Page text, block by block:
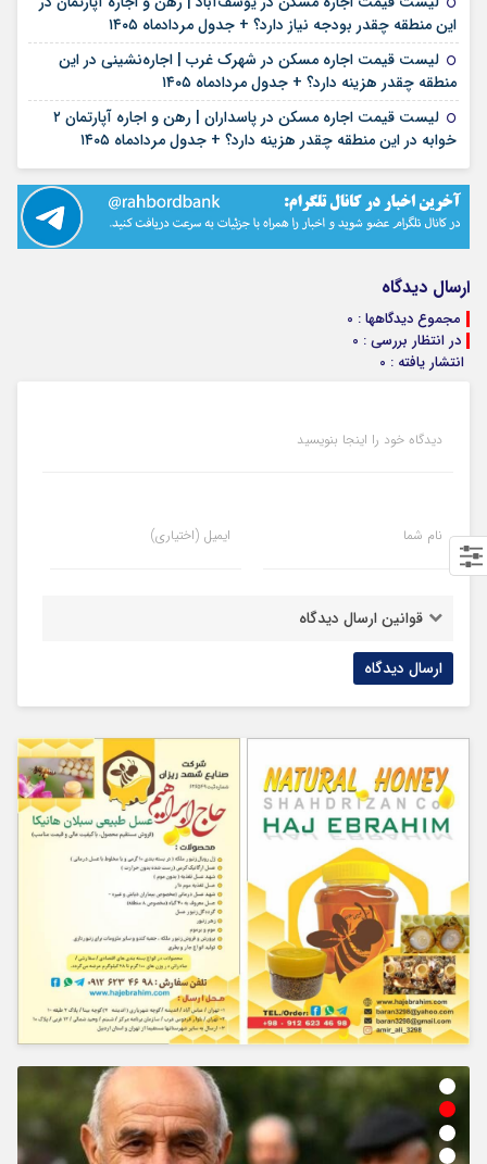
این منطقه چقدر بودجه نیاز دارد؟ + جدول مردادماه ۱۴۰۵
لیست قیمت اجاره مسکن در شهرک غرب | اجاره‌نشینی در این
منطقه چقدر هزینه دارد؟ + جدول مردادماه ۱۴۰۵
لیست قیمت اجاره مسکن در پاسداران | رهن و اجاره آپارتمان ۲
خوابه در این منطقه چقدر هزینه دارد؟ + جدول مردادماه ۱۴۰۵
ارسال دیدگاه
مجموع دیدگاهها : 0
در انتظار بررسی : 0
انتشار یافته : 0
دیدگاه خود را اینجا بنویسید
نام شما ایمیل (اختیاری)
قوانین ارسال دیدگاه